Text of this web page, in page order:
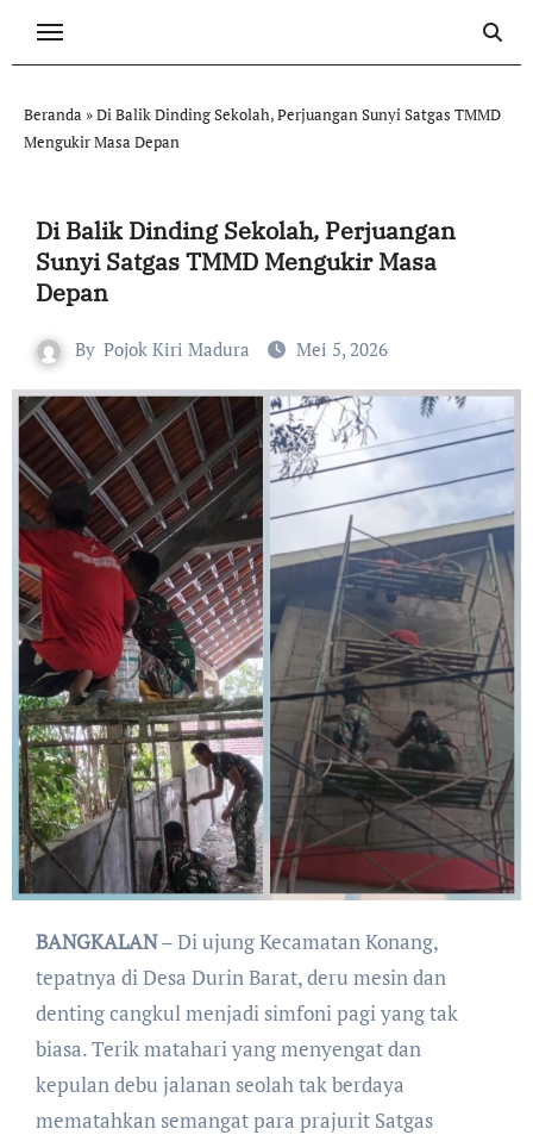
Beranda »Di Balik Dinding Sekolah, Perjuangan Sunyi Satgas TMMD
Mengukir Masa Depan
Di Balik Dinding Sekolah, Perjuangan
Sunyi Satgas TMMD Mengukir Masa
Depan
By Pojok Kiri Madura Mei 5, 2026
BANGKALAN– Di ujung Kecamatan Konang,
tepatnya di Desa Durin Barat, deru mesin dan
denting cangkul menjadi simfoni pagi yang tak
biasa. Terik matahari yang menyengat dan
kepulan debu jalanan seolah tak berdaya
mematahkan semangat para prajurit Satgas